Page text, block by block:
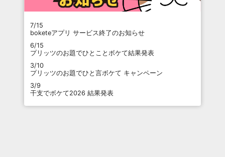
7/15
boketeアプリ サービス終了のお知らせ
6/15
プリッツのお題でひとことボケて結果発表
3/10
プリッツのお題でひと言ボケて キャンペーン
3/9
干支でボケて2026 結果発表